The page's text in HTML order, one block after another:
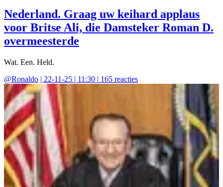
Nederland. Graag uw keihard applaus
voor Britse Ali, die Damsteker Roman D.
overmeesterde
Wat. Een. Held.
@Ronaldo | 22-11-25 | 11:30 | 165 reacties